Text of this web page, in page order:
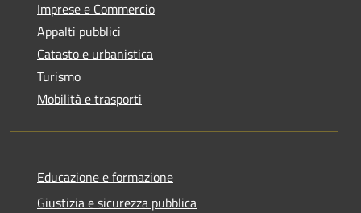
Imprese e Commercio
Appalti pubblici
Catasto e urbanistica
Turismo
Mobilità e trasporti
Educazione e formazione
Giustizia e sicurezza pubblica